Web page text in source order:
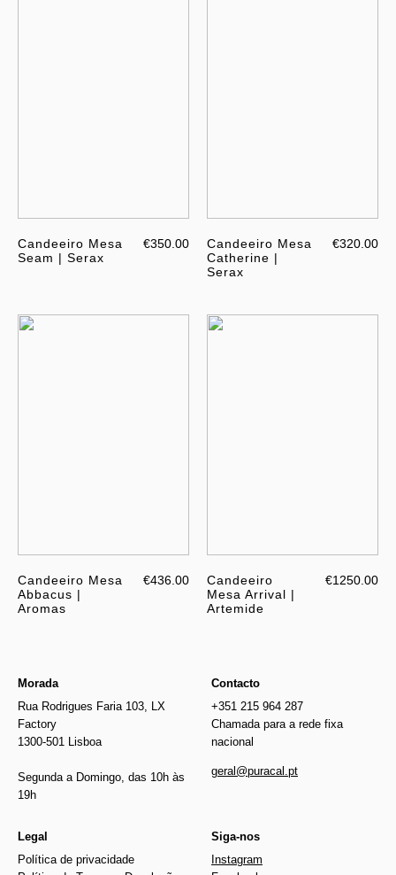
Candeeiro Mesa
Seam | Serax
€350.00
Candeeiro Mesa
Catherine |
Serax
€320.00
Candeeiro Mesa
Abbacus |
Aromas
€436.00
Candeeiro
Mesa Arrival |
Artemide
€1250.00
Morada
Rua Rodrigues Faria 103, LX
Factory
1300-501 Lisboa
Segunda a Domingo, das 10h às
19h
Contacto
+351 215 964 287
Chamada para a rede fixa
nacional
geral@puracal.pt
Legal
Política de privacidade
Siga-nos
Instagram